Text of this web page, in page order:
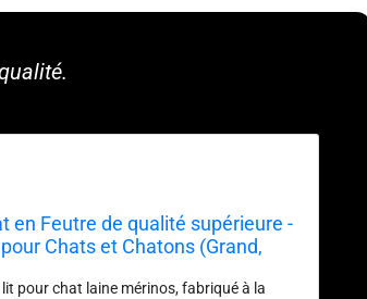
en Feutre de qualité supérieure -
Chats et Chatons (Grand,
lit pour chat laine mérinos, fabriqué à la